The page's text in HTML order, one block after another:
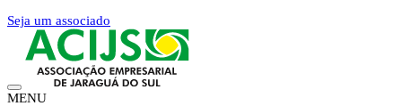
Seja um associado
MENU